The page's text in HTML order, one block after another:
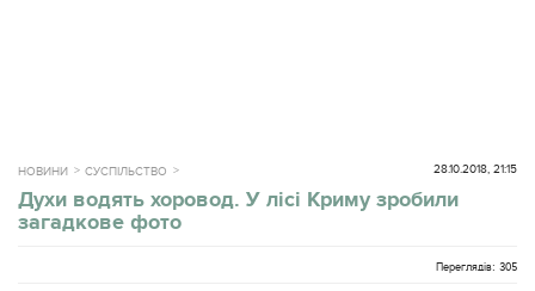
НОВИНИ СУСПІЛЬСТВО 28.10.2018, 21:15
Духи водять хоровод. У лісі Криму зробили
загадкове фото
Переглядів: 305